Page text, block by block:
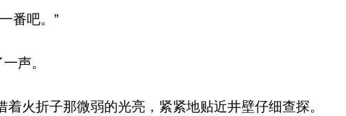
番吧。”
声。
火折子那微弱的光亮，紧紧地贴近井壁仔细查探。